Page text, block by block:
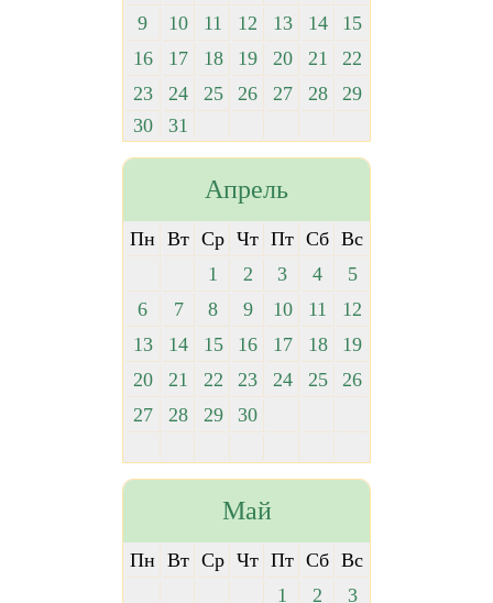
9
10 11 12 13 14
15
16
17 18 19 20 21
22
23
24 25 26 27 28
29
30
31
Апрель
Пн Вт Ср Чт Пт Сб Вс
1
2 3 4
5
6
7 8 9 10 11
12
13
14 15 16 17 18
19
20
21 22 23 24 25
26
27
28 29 30
Май
Пн Вт Ср Чт Пт Сб Вс
1
2
3